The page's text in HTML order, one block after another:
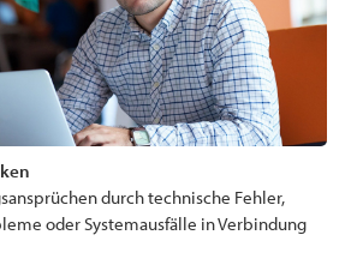
durch technische Fehler,
oder Systemausfälle in Verbindung